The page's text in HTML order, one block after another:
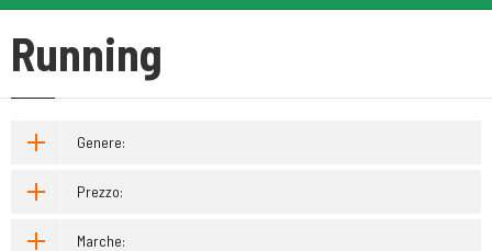
Running
Genere:
Prezzo:
Marche: